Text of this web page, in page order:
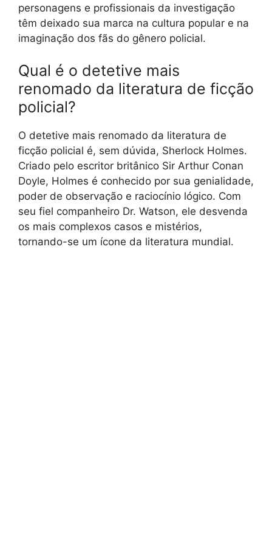
personagens e profissionais da investigação
têm deixado sua marca na cultura popular e na
imaginação dos fãs do gênero policial.
Qual é o detetive mais
renomado da literatura de ficção
policial?
O detetive mais renomado da literatura de
ficção policial é, sem dúvida, Sherlock Holmes.
Criado pelo escritor britânico Sir Arthur Conan
Doyle, Holmes é conhecido por sua genialidade,
poder de observação e raciocínio lógico. Com
seu fiel companheiro Dr. Watson, ele desvenda
os mais complexos casos e mistérios,
tornando-se um ícone da literatura mundial.